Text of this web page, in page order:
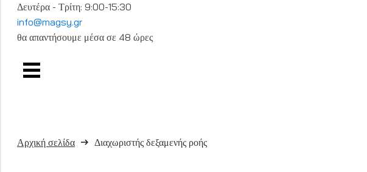
Δευτέρα - Τρίτη: 9:00-15:30
info@magsy.gr
θα απαντήσουμε μέσα σε 48 ώρες
Αρχική σελίδα Διαχωριστής δεξαμενής ροής